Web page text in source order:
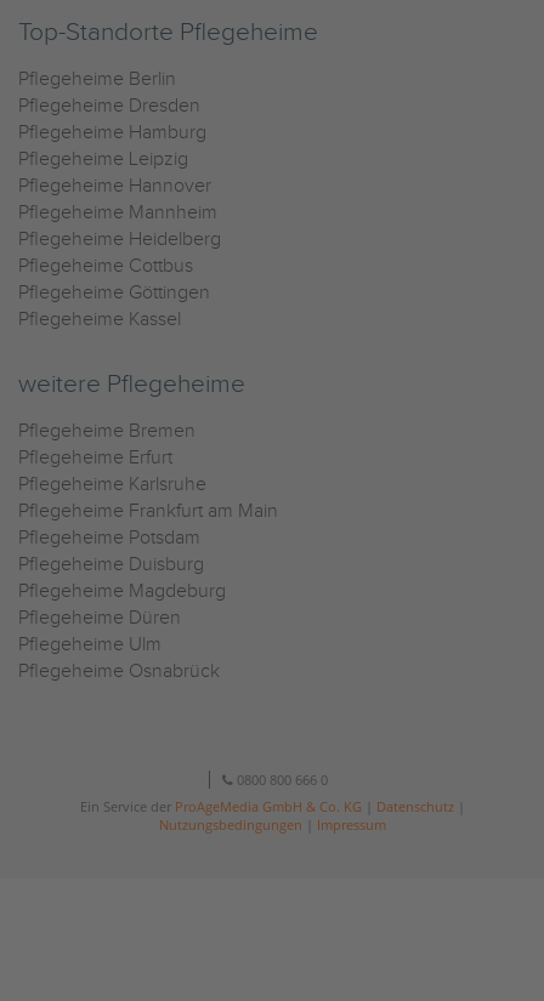
Top-Standorte Pflegeheime
Pflegeheime Berlin
Pflegeheime Dresden
Pflegeheime Hamburg
Pflegeheime Leipzig
Pflegeheime Hannover
Pflegeheime Mannheim
Pflegeheime Heidelberg
Pflegeheime Cottbus
Pflegeheime Göttingen
Pflegeheime Kassel
weitere Pflegeheime
Pflegeheime Bremen
Pflegeheime Erfurt
Pflegeheime Karlsruhe
Pflegeheime Frankfurt am Main
Pflegeheime Potsdam
Pflegeheime Duisburg
Pflegeheime Magdeburg
Pflegeheime Düren
Pflegeheime Ulm
Pflegeheime Osnabrück
0800 800 666 0
Ein Service der ProAgeMedia GmbH & Co. KG Datenschutz|
Nutzungsbedingungen
Impressum